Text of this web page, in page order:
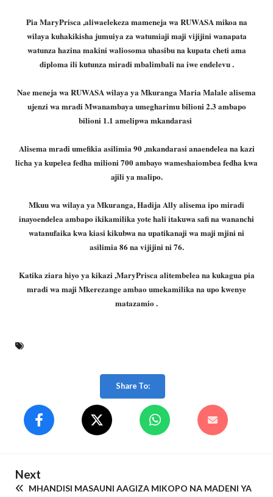
Pia MaryPrisca ,aliwaelekeza mameneja wa RUWASA mikoa na
wilaya kuhakikisha jumuiya za watumiaji maji vijijini wanapata
watunza hazina makini waliosoma uhasibu na kupata cheti ama
diploma ili kutunza miradi mbalimbali na iwe endelevu .
Nae meneja wa RUWASA wilaya ya Mkuranga Maria Malale alisema
ujenzi wa mradi Mwanambaya umegharimu bilioni 2.3 ambapo
bilioni 1.1 amelipwa mkandarasi
Alisema mradi umefikia asilimia 90 ,mkandarasi anaendelea na kazi
licha ya kupelea fedha milioni 700 ambayo wameshaiombea fedha kwa
ajili ya malipo.
Mkuu wa wilaya ya Mkuranga, Hadija Ally alisema ipo miradi
inayoendelea ambapo ikikamilika yote hali itakuwa safi na wananchi
watanufaika kwa kiasi kikubwa na upatikanaji wa maji mjini ni
asilimia 86 na vijijini ni 76.
Katika ziara hiyo ya kikazi ,MaryPrisca alitembelea na kukagua pia
mradi wa maji Mkerezange ambao umekamilika na upo kwenye
matazamio .
Share To:
Next
MHANDISI MASAUNI AAGIZA MIKOPO NA MADENI YA